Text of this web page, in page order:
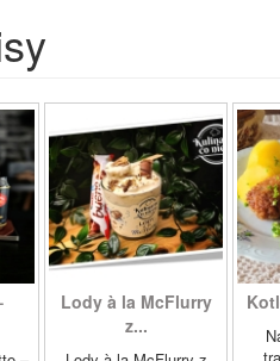
Lody à la McFlurry
z...